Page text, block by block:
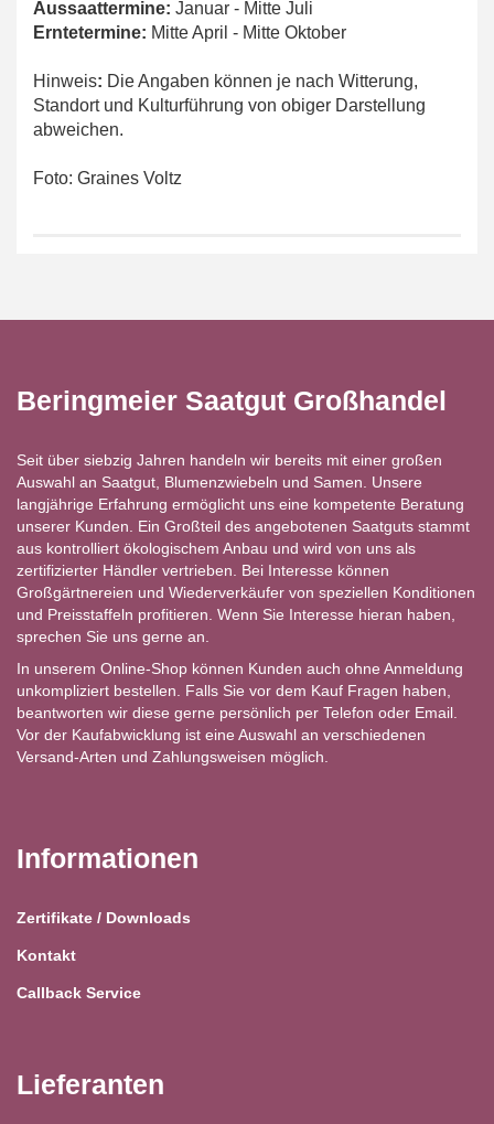
Aussaattermine: Januar - Mitte Juli
Erntetermine: Mitte April - Mitte Oktober
Hinweis: Die Angaben können je nach Witterung,
Standort und Kulturführung von obiger Darstellung
abweichen.
Foto: Graines Voltz
Beringmeier Saatgut Großhandel
Seit über siebzig Jahren handeln wir bereits mit einer großen
Auswahl an Saatgut, Blumenzwiebeln und Samen. Unsere
langjährige Erfahrung ermöglicht uns eine kompetente Beratung
unserer Kunden. Ein Großteil des angebotenen Saatguts stammt
aus kontrolliert ökologischem Anbau und wird von uns als
zertifizierter Händler vertrieben. Bei Interesse können
Großgärtnereien und Wiederverkäufer von speziellen Konditionen
und Preisstaffeln profitieren. Wenn Sie Interesse hieran haben,
sprechen Sie uns gerne an.
In unserem Online-Shop können Kunden auch ohne Anmeldung
unkompliziert bestellen. Falls Sie vor dem Kauf Fragen haben,
beantworten wir diese gerne persönlich per Telefon oder Email.
Vor der Kaufabwicklung ist eine Auswahl an verschiedenen
Versand-Arten und Zahlungsweisen möglich.
Informationen
Zertifikate / Downloads
Kontakt
Callback Service
Lieferanten